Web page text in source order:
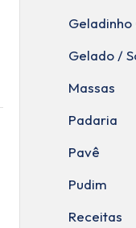
Gelado /
Massas
Padaria
Pavê
Pudim
Receitas